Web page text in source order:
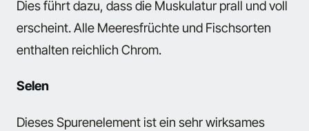
Dies führt dazu, dass die Muskulatur prall und voll
erscheint. Alle Meeresfrüchte und Fischsorten
enthalten reichlich Chrom.
Selen
Dieses Spurenelement ist ein sehr wirksames